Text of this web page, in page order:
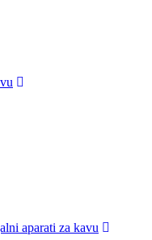
aparati za kavu